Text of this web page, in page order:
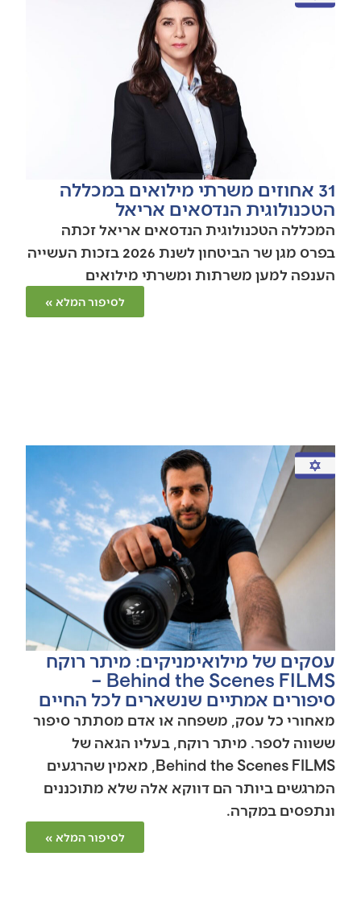
31 אחוזים משרתי מילואים במכללה
הטכנולוגית הנדסאים אריאל
המכללה הטכנולוגית הנדסאים אריאל זכתה
בפרס מגן שר הביטחון לשנת 2026 בזכות העשייה
הענפה למען משרתות ומשרתי מילואים
לסיפור המלא »
עסקים של מילואימניקים: מיתר רוקח
Behind the Scenes FILMS –
סיפורים אמתיים שנשארים לכל החיים
מאחורי כל עסק, משפחה או אדם מסתתר סיפור
ששווה לספר. מיתר רוקח, בעליו הגאה של
Behind the Scenes FILMS, מאמין שהרגעים
המרגשים ביותר הם דווקא אלה שלא מתוכננים
ונתפסים במקרה.
לסיפור המלא »